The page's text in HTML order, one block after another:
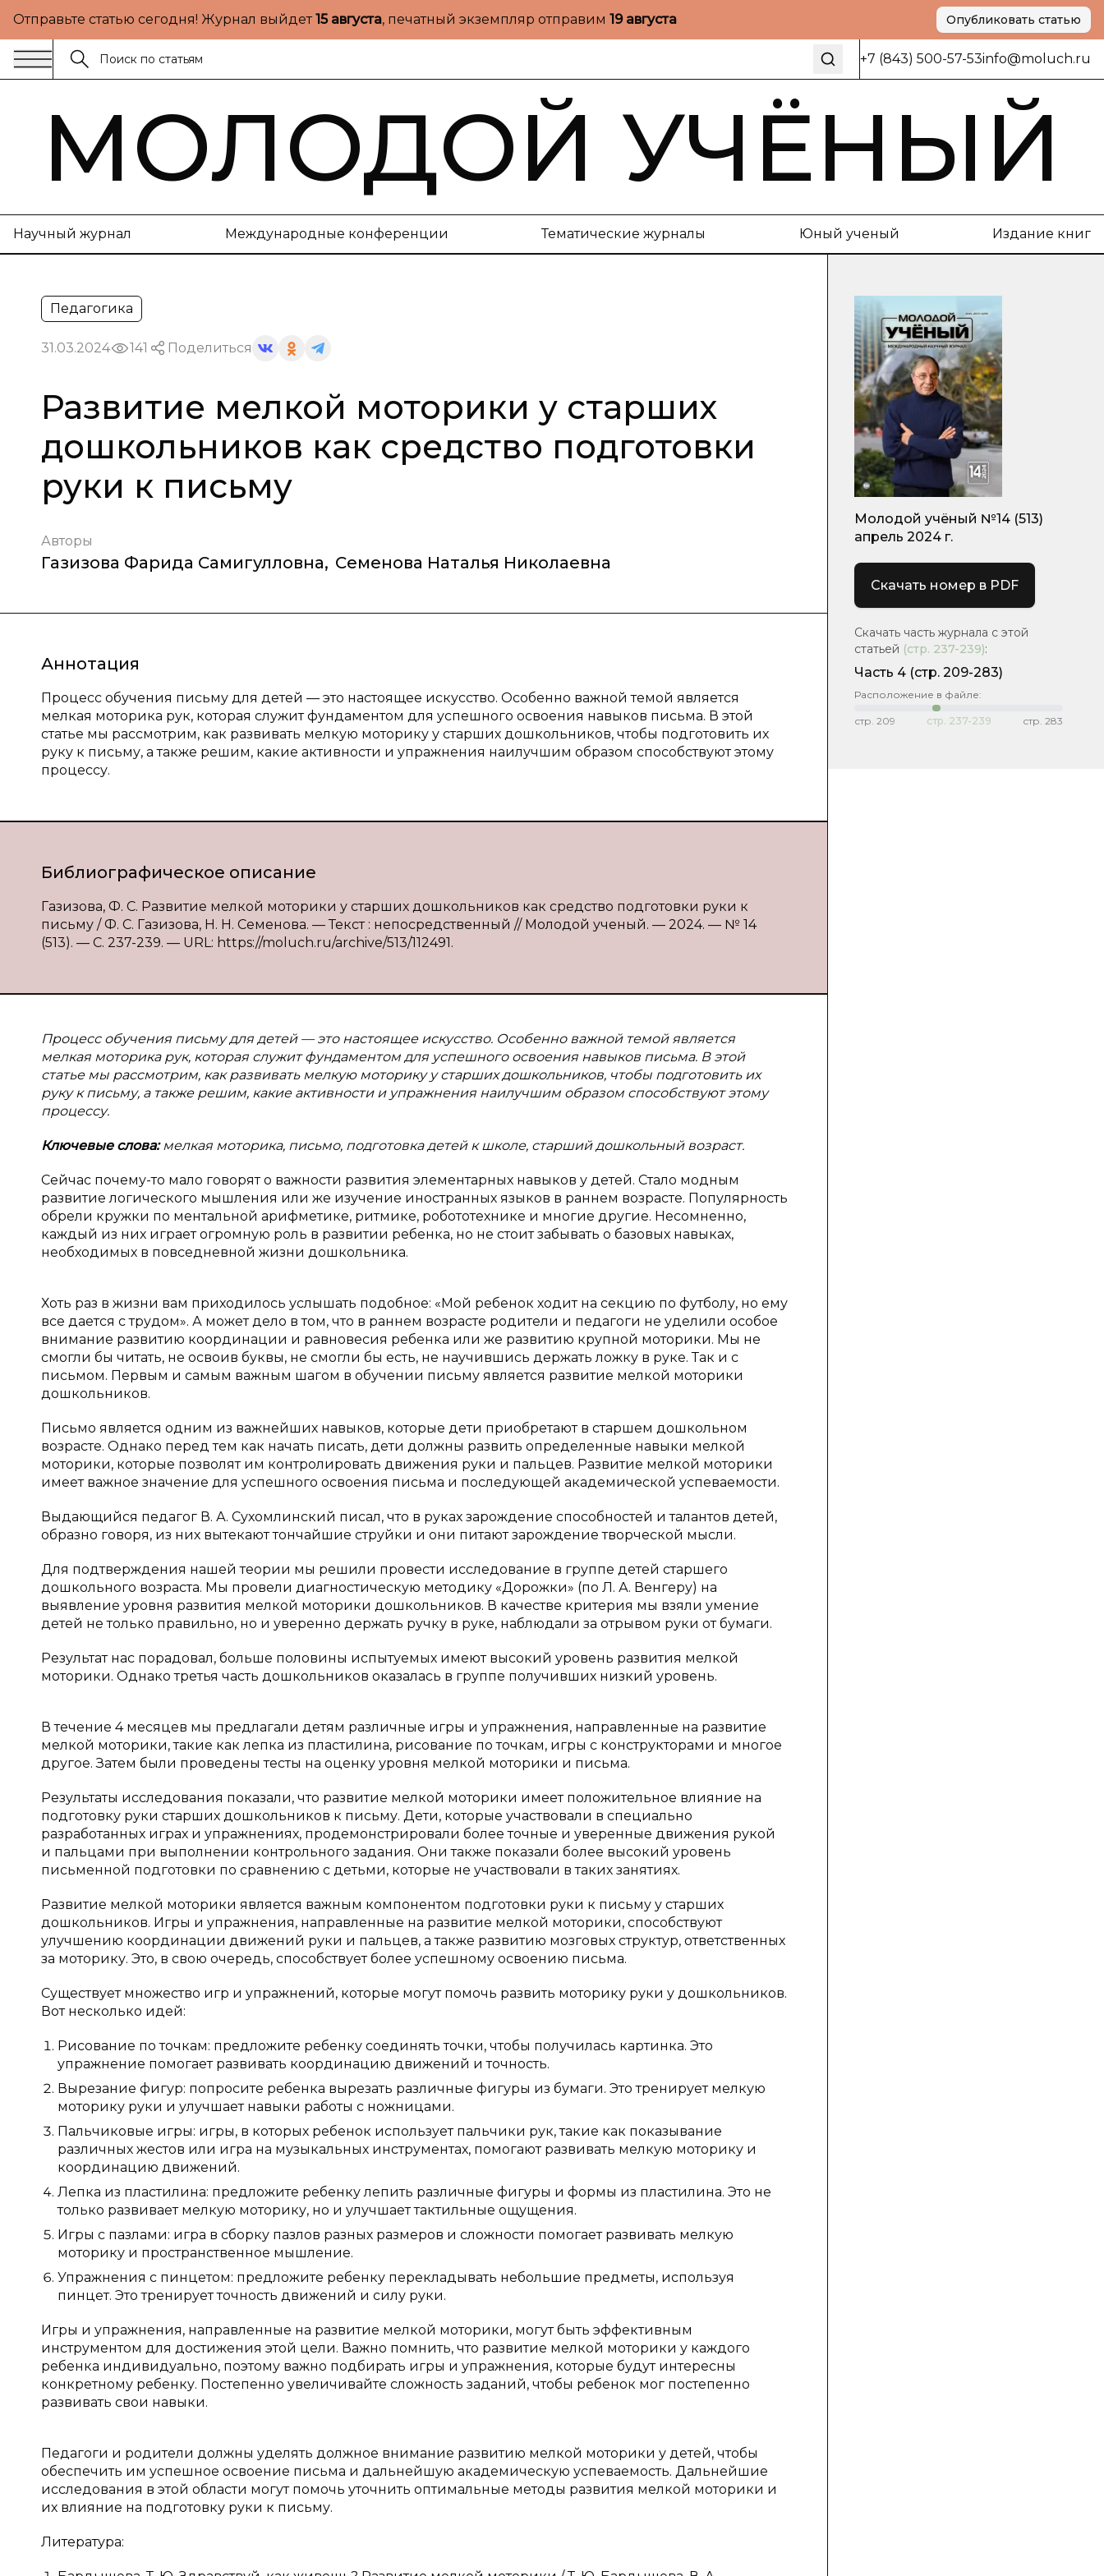
Отправьте статью сегодня! Журнал выйдет15 августа, печатный экземпляр отправим 19 августа Опубликовать статью
+7 (843) 500-57-53info@moluch.ru
МОЛОДОЙ УЧЁНЫЙ
Научный журнал Международные конференции Тематические журналы Юный ученый Издание книг
Педагогика
31.03.2024 141 Поделиться
Развитие мелкой моторики у старших
дошкольников как средство подготовки
руки к письму
Авторы
Газизова Фарида Самигулловна, Семенова Наталья Николаевна
Аннотация
Процесс обучения письму для детей — это настоящее искусство. Особенно важной темой является
мелкая моторика рук, которая служит фундаментом для успешного освоения навыков письма. В этой
статье мы рассмотрим, как развивать мелкую моторику у старших дошкольников, чтобы подготовить их
руку к письму, а также решим, какие активности и упражнения наилучшим образом способствуют этому
процессу.
Библиографическое описание
Газизова, Ф. С. Развитие мелкой моторики у старших дошкольников как средство подготовки руки к
письму / Ф. С. Газизова, Н. Н. Семенова. — Текст : непосредственный // Молодой ученый. — 2024. — № 14
(513). — С. 237-239. — URL: https://moluch.ru/archive/513/112491.
Процесс обучения письму для детей — это настоящее искусство. Особенно важной темой является
мелкая моторика рук, которая служит фундаментом для успешного освоения навыков письма. В этой
статье мы рассмотрим, как развивать мелкую моторику у старших дошкольников, чтобы подготовить их
руку к письму, а также решим, какие активности и упражнения наилучшим образом способствуют этому
процессу.
Ключевые слова:мелкая моторика, письмо, подготовка детей к школе, старший дошкольный возраст.
Сейчас почему-то мало говорят о важности развития элементарных навыков у детей. Стало модным
развитие логического мышления или же изучение иностранных языков в раннем возрасте. Популярность
обрели кружки по ментальной арифметике, ритмике, робототехнике и многие другие. Несомненно,
каждый из них играет огромную роль в развитии ребенка, но не стоит забывать о базовых навыках,
необходимых в повседневной жизни дошкольника.
Хоть раз в жизни вам приходилось услышать подобное: «Мой ребенок ходит на секцию по футболу, но ему
все дается с трудом». А может дело в том, что в раннем возрасте родители и педагоги не уделили особое
внимание развитию координации и равновесия ребенка или же развитию крупной моторики. Мы не
смогли бы читать, не освоив буквы, не смогли бы есть, не научившись держать ложку в руке. Так и с
письмом. Первым и самым важным шагом в обучении письму является развитие мелкой моторики
дошкольников.
Письмо является одним из важнейших навыков, которые дети приобретают в старшем дошкольном
возрасте. Однако перед тем как начать писать, дети должны развить определенные навыки мелкой
моторики, которые позволят им контролировать движения руки и пальцев. Развитие мелкой моторики
имеет важное значение для успешного освоения письма и последующей академической успеваемости.
Выдающийся педагог В. А. Сухомлинский писал, что в руках зарождение способностей и талантов детей,
образно говоря, из них вытекают тончайшие струйки и они питают зарождение творческой мысли.
Для подтверждения нашей теории мы решили провести исследование в группе детей старшего
дошкольного возраста. Мы провели диагностическую методику «Дорожки» (по Л. А. Венгеру) на
выявление уровня развития мелкой моторики дошкольников. В качестве критерия мы взяли умение
детей не только правильно, но и уверенно держать ручку в руке, наблюдали за отрывом руки от бумаги.
Результат нас порадовал, больше половины испытуемых имеют высокий уровень развития мелкой
моторики. Однако третья часть дошкольников оказалась в группе получивших низкий уровень.
В течение 4 месяцев мы предлагали детям различные игры и упражнения, направленные на развитие
мелкой моторики, такие как лепка из пластилина, рисование по точкам, игры с конструкторами и многое
другое. Затем были проведены тесты на оценку уровня мелкой моторики и письма.
Результаты исследования показали, что развитие мелкой моторики имеет положительное влияние на
подготовку руки старших дошкольников к письму. Дети, которые участвовали в специально
разработанных играх и упражнениях, продемонстрировали более точные и уверенные движения рукой
и пальцами при выполнении контрольного задания. Они также показали более высокий уровень
письменной подготовки по сравнению с детьми, которые не участвовали в таких занятиях.
Развитие мелкой моторики является важным компонентом подготовки руки к письму у старших
дошкольников. Игры и упражнения, направленные на развитие мелкой моторики, способствуют
улучшению координации движений руки и пальцев, а также развитию мозговых структур, ответственных
за моторику. Это, в свою очередь, способствует более успешному освоению письма.
Существует множество игр и упражнений, которые могут помочь развить моторику руки у дошкольников.
Вот несколько идей:
Рисование по точкам: предложите ребенку соединять точки, чтобы получилась картинка. Это
упражнение помогает развивать координацию движений и точность.
Вырезание фигур: попросите ребенка вырезать различные фигуры из бумаги. Это тренирует мелкую
моторику руки и улучшает навыки работы с ножницами.
Пальчиковые игры: игры, в которых ребенок использует пальчики рук, такие как показывание
различных жестов или игра на музыкальных инструментах, помогают развивать мелкую моторику и
координацию движений.
Лепка из пластилина: предложите ребенку лепить различные фигуры и формы из пластилина. Это не
только развивает мелкую моторику, но и улучшает тактильные ощущения.
Игры с пазлами: игра в сборку пазлов разных размеров и сложности помогает развивать мелкую
моторику и пространственное мышление.
Упражнения с пинцетом: предложите ребенку перекладывать небольшие предметы, используя
пинцет. Это тренирует точность движений и силу руки.
Игры и упражнения, направленные на развитие мелкой моторики, могут быть эффективным
инструментом для достижения этой цели. Важно помнить, что развитие мелкой моторики у каждого
ребенка индивидуально, поэтому важно подбирать игры и упражнения, которые будут интересны
конкретному ребенку. Постепенно увеличивайте сложность заданий, чтобы ребенок мог постепенно
развивать свои навыки.
Педагоги и родители должны уделять должное внимание развитию мелкой моторики у детей, чтобы
обеспечить им успешное освоение письма и дальнейшую академическую успеваемость. Дальнейшие
исследования в этой области могут помочь уточнить оптимальные методы развития мелкой моторики и
их влияние на подготовку руки к письму.
Литература:
Молодой учёный №14 (513)
апрель 2024 г.
Скачать номер в PDF
Скачать часть журнала с этой
статьей (стр. 237-239):
Часть 4 (стр. 209-283)
Расположение в файле:
стр. 209 стр. 237-239 стр. 283